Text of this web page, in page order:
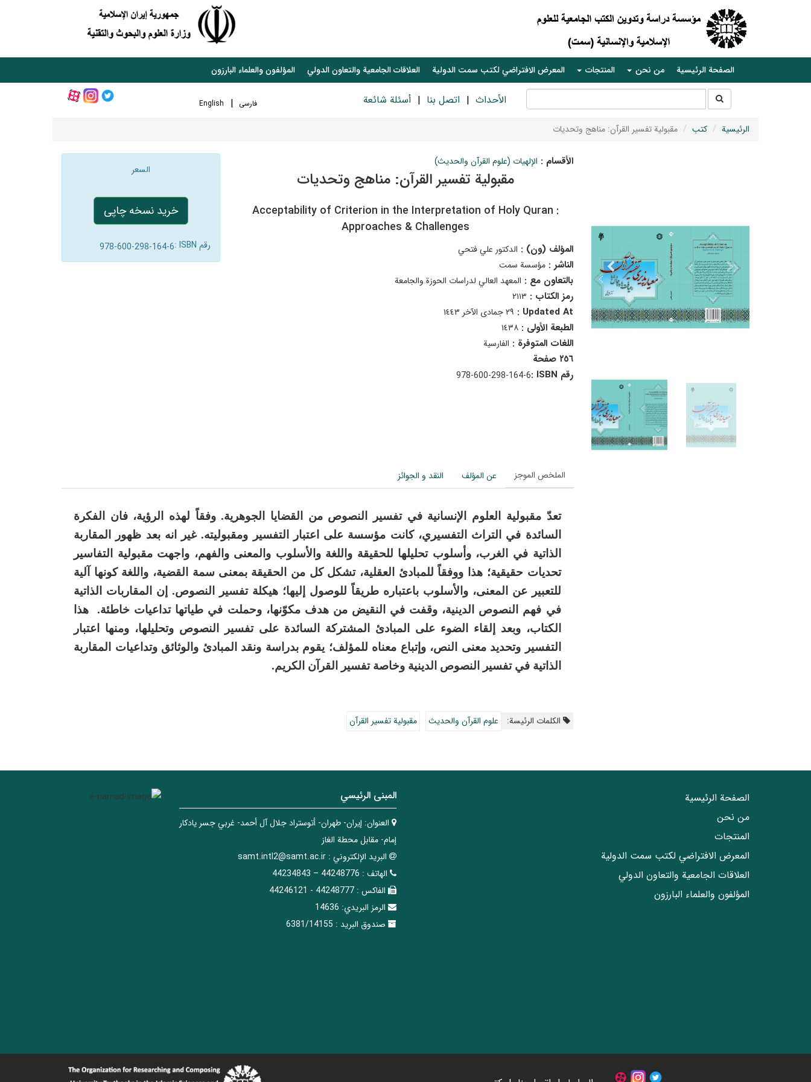
الصفحة الرئيسية من نحن المنتجات المعرض الافتراضي لكتب سمت الدولية العلاقات الجامعیة والتعاون الدولي المؤلفون والعلماء البارزون
فارسی English جستجو
در
سایت
الأحداث اتصل بنا أسئلة شائعة
الرئيسية كتب مقبولية تفسير القرآن: مناهج وتحديات
الأقسام : الإلهيات (علوم القرآن والحدیث)
مقبولية تفسير القرآن: مناهج وتحديات
Acceptability of Criterion in the Interpretation of Holy Quran :
Approaches & Challenges
المؤلف (ون) : الدكتور علي فتحي
الناشر :مؤسسة سمت
بالتعاون مع : المعهد العالي لدراسات الحوزة والجامعة
رمز الكتاب : ٢١١٣
Updated At : ٢٩ جمادى الآخر ١٤٤٣
الطبعة الأولى :١٤٣٨
اللغات المتوفرة : الفارسية
٢٥٦ صفحة
رقم ISBN :
978-600-298-164-6
السعر
خرید نسخه چاپی
رقم ISBN : 978-600-298-164-6
الملخص الموجز عن المؤلف النقد و الجوائز
تعدّ مقبولية العلوم الإنسانية في تفسير النصوص من القضايا الجوهرية. وفقاً لهذه الرؤية، فان الفكرة
السائدة في التراث التفسيري، كانت مؤسسة على اعتبار التفسير ومقبوليته. غير انه بعد ظهور المقاربة
الذاتية في الغرب، وأسلوب تحليلها للحقيقة واللغة والأسلوب والمعنى والفهم، واجهت مقبولية التفاسير
تحديات حقيقية؛ هذا ووفقاً للمبادئ العقلية، تشكل كل من الحقيقة بمعنى سمة القضية، واللغة كونها آلية
للتعبير عن المعنى، والأسلوب باعتباره طريقاً للوصول إليها؛ هيكلة تفسير النصوص. إن المقاربات الذاتية
في فهم النصوص الدينية، وقفت في النقيض من هدف مكوّنها، وحملت في طياتها تداعيات خاطئة. هذا
الكتاب، وبعد إلقاء الضوء على المبادئ المشتركة السائدة على تفسير النصوص وتحليلها، ومنها اعتبار
التفسير وتحديد معنى النص، وإتباع معناه للمؤلف؛ يقوم بدراسة ونقد المبادئ والوثائق وتداعيات المقاربة
الذاتية في تفسير النصوص الدينية وخاصة تفسير القرآن الكريم.
الکلمات الرئيسة: علوم القرآن والحديث مقبولية تفسير القرآن
الصفحة الرئيسية
من نحن
المنتجات
المعرض الافتراضي لكتب سمت الدولية
العلاقات الجامعیة والتعاون الدولي
المؤلفون والعلماء البارزون
المبنی الرئيسي
العنوان: إيران- طهران- أتوستراد جلال آل أحمد- غربي جسر يادكار
إمام- مقابل محطة الغاز
البريد الإلکتروني : samt.intl2@samt.ac.ir
الهاتف : 44248776 – 44234843
الفاکس : 44248777 - 44246121
الرمز البريدي: 14636
صندوق البريد : 6381/14155